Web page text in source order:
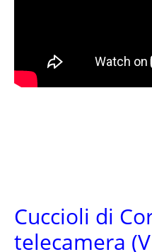
Cuccioli di
telecamera